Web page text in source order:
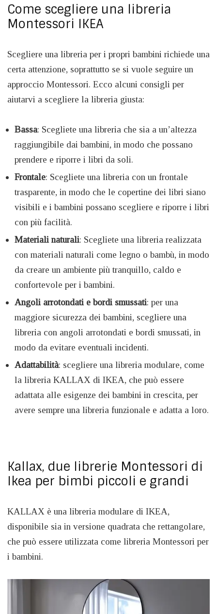
Come scegliere una libreria
Montessori IKEA
Scegliere una libreria per i propri bambini richiede una
certa attenzione, soprattutto se si vuole seguire un
approccio Montessori. Ecco alcuni consigli per
aiutarvi a scegliere la libreria giusta:
Bassa: Scegliete una libreria che sia a un’altezza
raggiungibile dai bambini, in modo che possano
prendere e riporre i libri da soli.
Frontale: Scegliete una libreria con un frontale
trasparente, in modo che le copertine dei libri siano
visibili e i bambini possano scegliere e riporre i libri
con più facilità.
Materiali naturali: Scegliete una libreria realizzata
con materiali naturali come legno o bambù, in modo
da creare un ambiente più tranquillo, caldo e
confortevole per i bambini.
Angoli arrotondati e bordi smussati: per una
maggiore sicurezza dei bambini, scegliere una
libreria con angoli arrotondati e bordi smussati, in
modo da evitare eventuali incidenti.
Adattabilità: scegliere una libreria modulare, come
la libreria KALLAX di IKEA, che può essere
adattata alle esigenze dei bambini in crescita, per
avere sempre una libreria funzionale e adatta a loro.
Kallax, due librerie Montessori di
Ikea per bimbi piccoli e grandi
KALLAX è una libreria modulare di IKEA,
disponibile sia in versione quadrata che rettangolare,
che può essere utilizzata come libreria Montessori per
i bambini.